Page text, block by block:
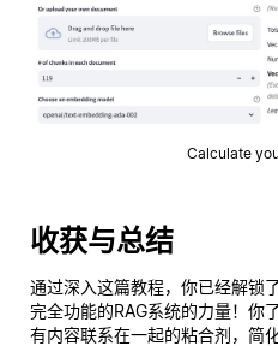
Calculate
收获与总结
通过深入这篇教程，你已经解锁
完全功能的RAG系统的力量！你
有内容联系在一起的粘合剂，简